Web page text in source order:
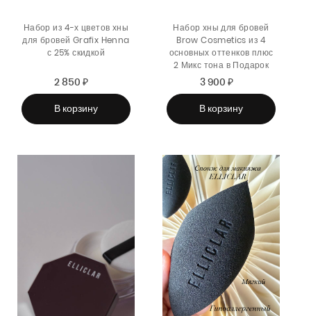
Набор из 4-х цветов хны
для бровей Grafix Henna
с 25% скидкой
Sale
price
2 850 ₽
price
В корзину
Набор хны для бровей
Brow Cosmetics из 4
основных оттенков плюс
2 Микс тона в Подарок
Sale
price
3 900 ₽
price
В корзину